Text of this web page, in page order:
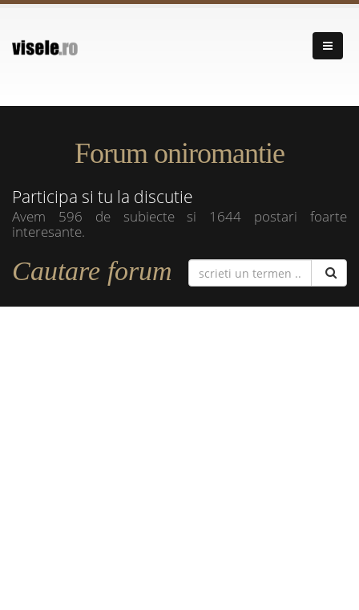
Forum oniromantie
Participa si tu la discutie
Avem 596 de subiecte si 1644 postari foarte
interesante.
Cautare forum